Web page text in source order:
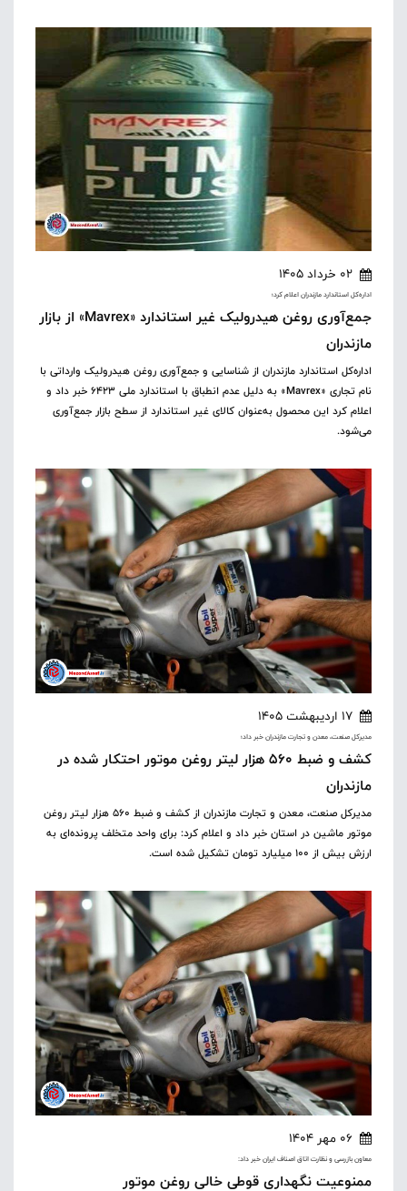
02 خرداد 1405
اداره‌کل استاندارد مازندران اعلام کرد؛
جمع‌آوری روغن هیدرولیک غیر استاندارد «Mavrex» از بازار
مازندران
اداره‌کل استاندارد مازندران از شناسایی و جمع‌آوری روغن هیدرولیک وارداتی با
نام تجاری «Mavrex» به دلیل عدم انطباق با استاندارد ملی ۶۴۲۳ خبر داد و
اعلام کرد این محصول به‌عنوان کالای غیر استاندارد از سطح بازار جمع‌آوری
می‌شود.
17 اردیبهشت 1405
مدیرکل صنعت، معدن و تجارت مازندران خبر داد؛
کشف و ضبط ۵۶۰ هزار لیتر روغن موتور احتکار شده در
مازندران
مدیرکل صنعت، معدن و تجارت مازندران از کشف و ضبط ۵۶۰ هزار لیتر روغن
موتور ماشین در استان خبر داد و اعلام کرد: برای واحد متخلف پرونده‌ای به
ارزش بیش از ۱۰۰ میلیارد تومان تشکیل شده است.
06 مهر 1404
معاون بازرسی و نظارت اتاق اصناف ایران خبر داد:
ممنوعیت نگهداری قوطی خالی روغن موتور‌